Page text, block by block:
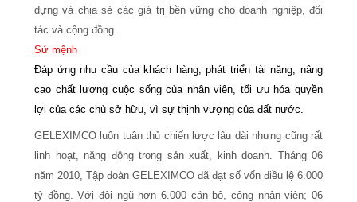
dựng và chia sẻ các giá trị bền vững cho doanh nghiệp, đối
tác và cộng đồng.
Sứ mệnh
Đáp ứng nhu cầu của khách hàng; phát triển tài năng, nâng
cao chất lượng cuộc sống của nhân viên, tối ưu hóa quyền
lợi của các chủ sở hữu, vì sự thịnh vượng của đất nước.
GELEXIMCO luôn tuân thủ chiến lược lâu dài nhưng cũng rất
linh hoạt, năng động trong sản xuất, kinh doanh. Tháng 06
năm 2010, Tập đoàn GELEXIMCO đã đạt số vốn điều lệ 6.000
tỷ đồng. Với đội ngũ hơn 6.000 cán bộ, công nhân viên; 06